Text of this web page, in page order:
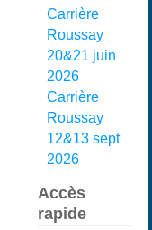
Carrière
Roussay
20&21 juin
2026
Carrière
Roussay
12&13 sept
2026
Accès
rapide